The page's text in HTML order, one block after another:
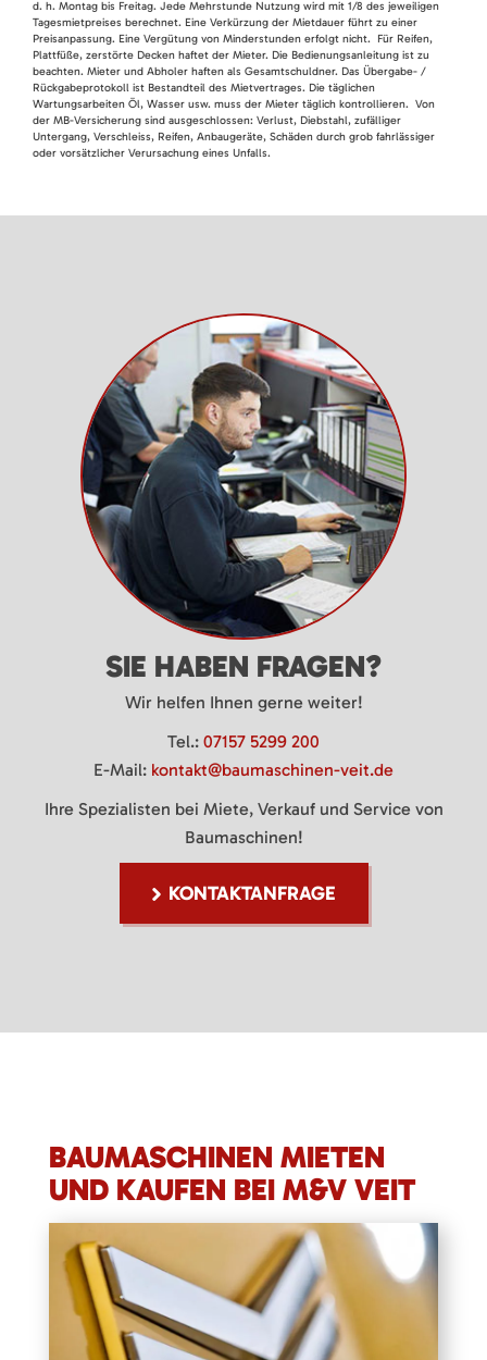
d. h. Montag bis Freitag. Jede Mehrstunde Nutzung wird mit 1/8 des jeweiligen
Tagesmietpreises berechnet. Eine Verkürzung der Mietdauer führt zu einer
Preisanpassung. Eine Vergütung von Minderstunden erfolgt nicht. Für Reifen,
Plattfüße, zerstörte Decken haftet der Mieter. Die Bedienungsanleitung ist zu
beachten. Mieter und Abholer haften als Gesamtschuldner. Das Übergabe- /
Rückgabeprotokoll ist Bestandteil des Mietvertrages. Die täglichen
Wartungsarbeiten Öl, Wasser usw. muss der Mieter täglich kontrollieren. Von
der MB-Versicherung sind ausgeschlossen: Verlust, Diebstahl, zufälliger
Untergang, Verschleiss, Reifen, Anbaugeräte, Schäden durch grob fahrlässiger
oder vorsätzlicher Verursachung eines Unfalls.
SIE HABEN FRAGEN?
Wir helfen Ihnen gerne weiter!
Tel.: 07157 5299 200
E-Mail: kontakt@baumaschinen-veit.de
Ihre Spezialisten bei Miete, Verkauf und Service von
Baumaschinen!
KONTAKTANFRAGE
BAUMASCHINEN MIETEN
UND KAUFEN BEI M&V VEIT